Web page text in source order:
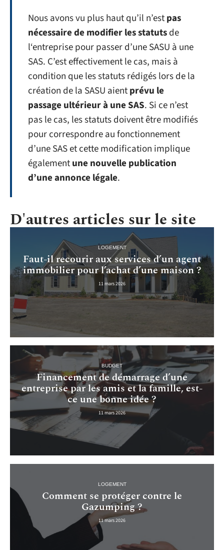
Nous avons vu plus haut qu’il n’estpas
nécessaire de modifier les statutsde
l‘entreprise pour passer d’une SASU à une
SAS. C’est effectivement le cas, mais à
condition que les statuts rédigés lors de la
création de la SASU aientprévu le
passage ultérieur à une SAS. Si ce n’est
pas le cas, les statuts doivent être modifiés
pour correspondre au fonctionnement
d’une SAS et cette modification implique
égalementune nouvelle publication
d’une annonce légale.
D'autres articles sur le site
LOGEMENT
Faut-il recourir aux services d’un agent
immobilier pour l’achat d’une maison ?
11 mars 2026
BUDGET
Financement de démarrage d’une
entreprise par les amis et la famille, est-
ce une bonne idée ?
11 mars 2026
LOGEMENT
Comment se protéger contre le
Gazumping ?
11 mars 2026